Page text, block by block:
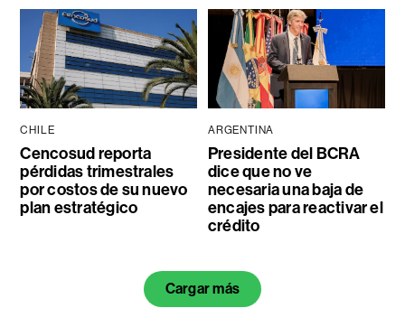
CHILE
Cencosud reporta
pérdidas trimestrales
por costos de su nuevo
plan estratégico
ARGENTINA
Presidente del BCRA
dice que no ve
necesaria una baja de
encajes para reactivar el
crédito
Cargar más